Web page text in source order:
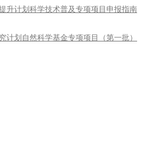
升计划科学技术普及专项项目申报指南
计划自然科学基金专项项目（第一批）